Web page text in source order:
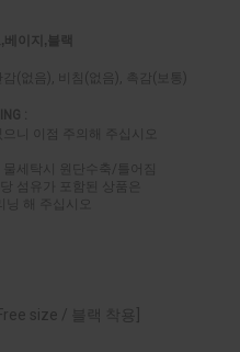
이지,블랙
(없음), 비침(없음), 촉감(보통)
:
니 이점 주의해 주십시오
세탁시 원단수축/틀어짐
섬유가 포함된 상품은
닝 해 주십시오
size / 블랙 착용]